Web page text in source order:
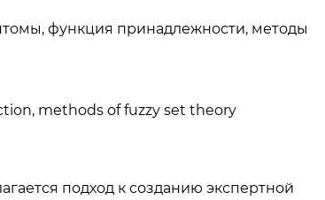
функция принадлежности, методы
methods of fuzzy set theory
подход к созданию экспертной